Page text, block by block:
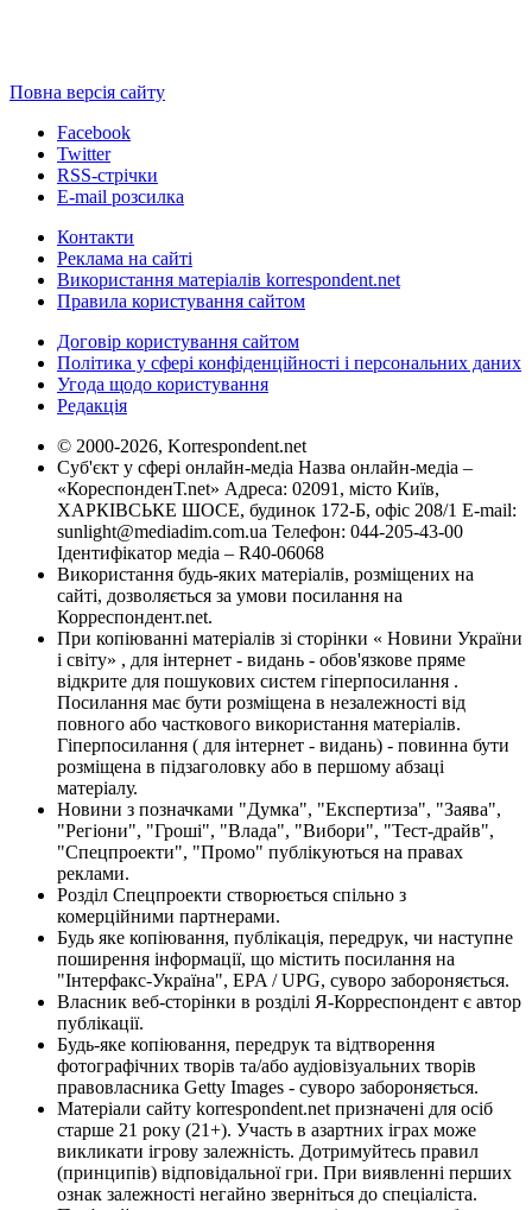
Повна версія сайту
Facebook
Twitter
RSS-стрічки
E-mail розсилка
Контакти
Реклама на сайті
Використання матеріалів korrespondent.net
Правила користування сайтом
Договір користування сайтом
Політика у сфері конфіденційності і персональних даних
Угода щодо користування
Редакція
© 2000-2026, Korrespondent.net
Суб'єкт у сфері онлайн-медіа Назва онлайн-медіа –
«КореспонденТ.net» Адреса: 02091, місто Київ,
ХАРКІВСЬКЕ ШОСЕ, будинок 172-Б, офіс 208/1 E-mail:
sunlight@mediadim.com.ua Телефон: 044-205-43-00
Ідентифікатор медіа – R40-06068
Використання будь-яких матеріалів, розміщених на
сайті, дозволяється за умови посилання на
Корреспондент.net.
При копіюванні матеріалів зі сторінки « Новини України
і світу» , для інтернет - видань - обов'язкове пряме
відкрите для пошукових систем гіперпосилання .
Посилання має бути розміщена в незалежності від
повного або часткового використання матеріалів.
Гіперпосилання ( для інтернет - видань) - повинна бути
розміщена в підзаголовку або в першому абзаці
матеріалу.
Новини з позначками "Думка", "Експертиза", "Заява",
"Регіони", "Гроші", "Влада", "Вибори", "Тест-драйв",
"Спецпроекти", "Промо" публікуються на правах
реклами.
Розділ Спецпроекти створюється спільно з
комерційними партнерами.
Будь яке копіювання, публікація, передрук, чи наступне
поширення інформації, що містить посилання на
"Інтерфакс-Україна", EPA / UPG, суворо забороняється.
Власник веб-сторінки в розділі Я-Корреспондент є автор
публікації.
Будь-яке копіювання, передрук та відтворення
фотографічних творів та/або аудіовізуальних творів
правовласника Getty Images - суворо забороняється.
Матеріали сайту korrespondent.net призначені для осіб
старше 21 року (21+). Участь в азартних іграх може
викликати ігрову залежність. Дотримуйтесь правил
(принципів) відповідальної гри. При виявленні перших
ознак залежності негайно зверніться до спеціаліста.